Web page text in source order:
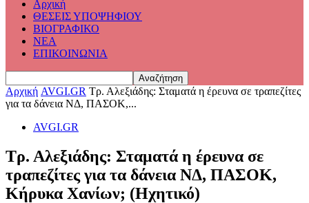
Αρχική
ΘΕΣΕΙΣ ΥΠΟΨΗΦΙΟΥ
ΒΙΟΓΡΑΦΙΚΟ
ΝΕΑ
ΕΠΙΚΟΙΝΩΝΙΑ
Αρχική AVGI.GR Τρ. Αλεξιάδης: Σταματά η έρευνα σε τραπεζίτες
για τα δάνεια ΝΔ, ΠΑΣΟΚ,...
AVGI.GR
Τρ. Αλεξιάδης: Σταματά η έρευνα σε
τραπεζίτες για τα δάνεια ΝΔ, ΠΑΣΟΚ,
Κήρυκα Χανίων; (Ηχητικό)